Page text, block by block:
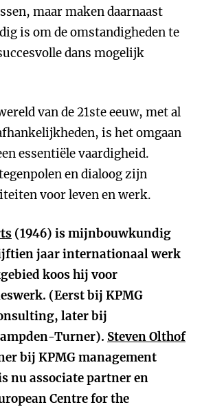
maar maken daarnaast
is om de omstandigheden te
dans mogelijk
van de 21ste eeuw, met al
is het omgaan
essentiële vaardigheid.
en dialoog zijn
voor leven en werk.
(1946) is mijnbouwkundig
jaar internationaal werk
koos hij voor
(Eerst bij KPMG
later bij
Turner). Steven Olthof
bij KPMG management
nu associate partner en
Centre for the